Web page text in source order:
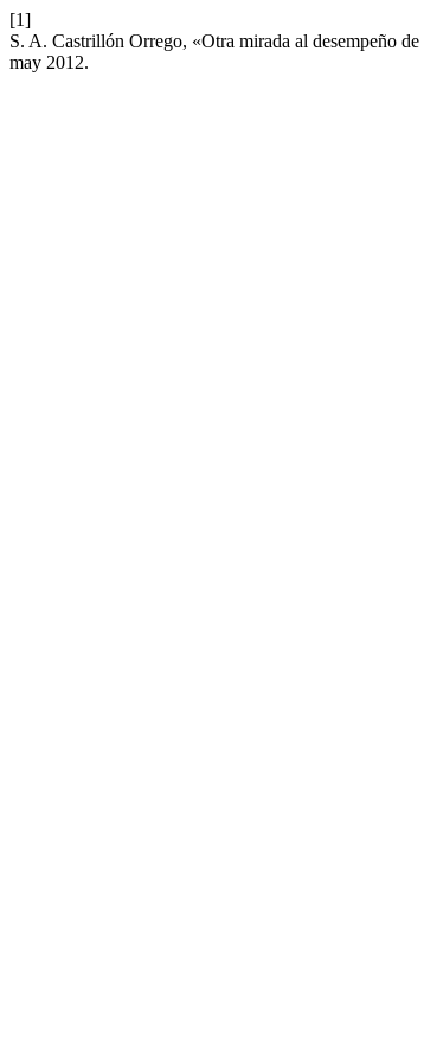
[1]
S. A. Castrillón Orrego, «Otra mirada al desempeño
may 2012.